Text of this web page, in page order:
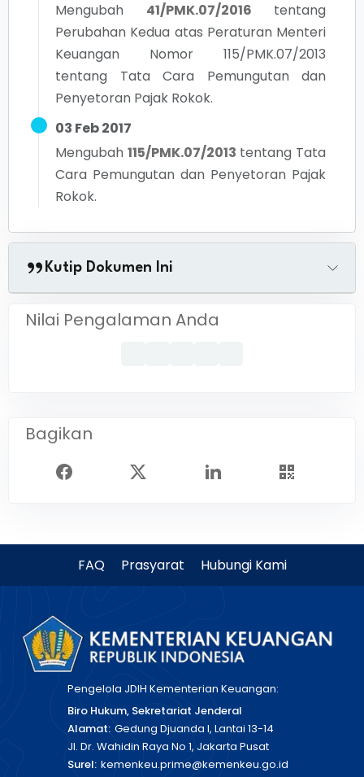
Mengubah
41/PMK.07/2016
tentang
Perubahan Kedua atas Peraturan Menteri
Keuangan Nomor 115/PMK.07/2013
tentang Tata Cara Pemungutan dan
Penyetoran Pajak Rokok.
03 Feb 2017
Mengubah 115/PMK.07/2013 tentang Tata
Cara Pemungutan dan Penyetoran Pajak
Rokok.
Kutip Dokumen Ini
Nilai Pengalaman Anda
Bagikan
FAQ Prasyarat Hubungi Kami
Pengelola JDIH Kementerian Keuangan:
Biro Hukum, Sekretariat Jenderal
Alamat: Gedung Djuanda I, Lantai 13-14
Jl. Dr. Wahidin Raya No 1, Jakarta Pusat
Surel: kemenkeu.prime@kemenkeu.go.id